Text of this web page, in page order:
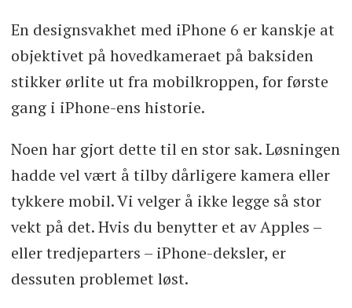
En designsvakhet med iPhone 6 er kanskje at
objektivet på hovedkameraet på baksiden
stikker ørlite ut fra mobilkroppen, for første
gang i iPhone-ens historie.
Noen har gjort dette til en stor sak. Løsningen
hadde vel vært å tilby dårligere kamera eller
tykkere mobil. Vi velger å ikke legge så stor
vekt på det. Hvis du benytter et av Apples –
eller tredjeparters – iPhone-deksler, er
dessuten problemet løst.